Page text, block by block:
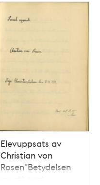
Elevuppsats av
Christian von
Rosen"Betydelsen